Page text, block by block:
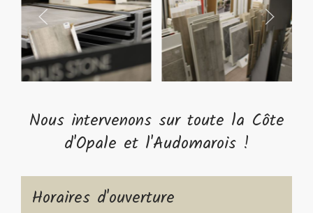
Nous intervenons sur toute la Côte
d'Opale et l'Audomarois !
Horaires d'ouverture